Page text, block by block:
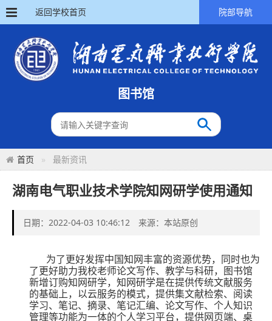
返回学校首页 院部导航
图书馆
首页 最新资讯
湖南电气职业技术学院知网研学使用通知
日期：2022-04-03 10:46:12 来源：本站原创
为了更好发挥中国知网丰富的资源优势，同时也为
了更好助力我校老师论文写作、教学与科研，图书馆
新增订购知网研学，知网研学是在提供传统文献服务
的基础上，以云服务的模式，提供集文献检索、阅读
学习、笔记、摘录、笔记汇编、论文写作、个人知识
管理等功能为一体的个人学习平台，提供网页端、桌